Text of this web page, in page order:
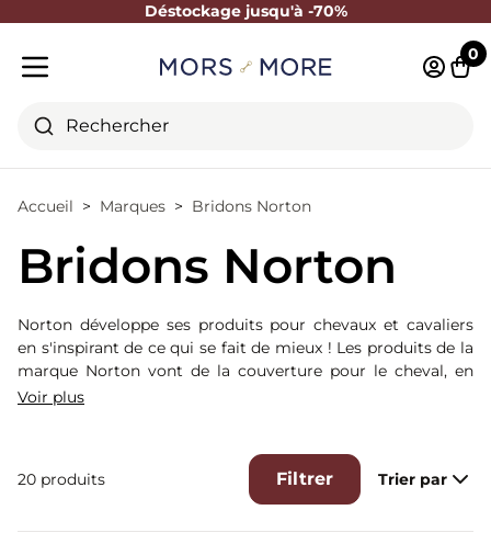
Déstockage jusqu'à -70%
Fermer
Rechercher
0
Accueil Marques Bridons Norton
Bridons Norton
Norton développe ses produits pour chevaux et cavaliers
en s'inspirant de ce qui se fait de mieux ! Les produits de la
marque Norton vont de la couverture pour le cheval, en
passant par les guêtres, les selles mixtes, jusqu'à la briderie.
Voir plus
20 produits Filtrer Trier par